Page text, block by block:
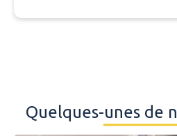
Quelques-unes de